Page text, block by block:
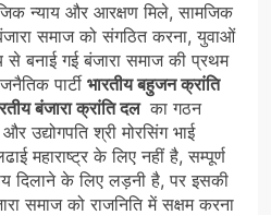
न्याय और आरक्षण मिले, सामजिक
समाज को संगठित करना, युवाओं
से बनाई गई बंजारा समाज की प्रथम
पार्टी भारतीय बहुजन क्रांति
बंजारा क्रांति दल का गठन
उद्योगपति श्री मोरसिंग भाई
महाराष्ट्र के लिए नहीं है, सम्पूर्ण
दिलाने के लिए लड़नी है, पर इसकी
समाज को राजनिति में सक्षम करना